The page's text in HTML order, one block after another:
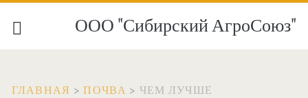
ООО "Сибирский АгроСоюз"
ГЛАВНАЯ > ПОЧВА > ЧЕМ ЛУЧШЕ